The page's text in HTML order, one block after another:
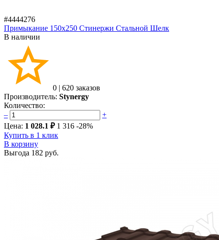
#4444276
Примыкание 150х250 Стинержи Стальной Шелк
В наличии
0 | 620 заказов
Производитель: Stynergy
Количество:
–
+
Цена: 1 028.1 ₽ 1 316 -28%
Купить в 1 клик
В корзину
Выгода 182 руб.